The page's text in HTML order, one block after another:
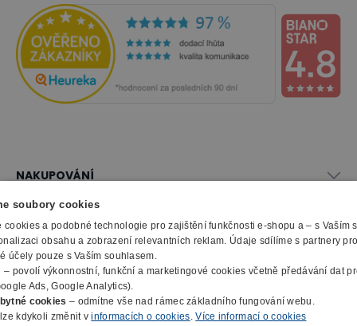
NAKUPOVÁNÍ
Vše o nákupu
Obchodní podmínky
Doprava a montáž
Možnosti platby
Záruka, servis, reklamace
Ochrana osobních údajů
Informace o cookies
SLUŽBY
Naše katalogy
Reklamační formulář
Výroba kancelářského nábytku
Zpracování elektroodpadu
O FIRMĚ
O nás
Kontakty
© 2010 - 2026 B2B Partner s.r.o. - Všechna práva vyhrazena.
soubory cookies
cookies a podobné technologie pro zajištění funkčnosti e-shopu a – s Vaším
obsahu a zobrazení relevantních reklam. Údaje sdílíme s partnery
účely pouze s Vaším souhlasem.
– povolí výkonnostní, funkční a marketingové cookies včetně předávání dat
Ads, Google Analytics).
cookies – odmítne vše nad rámec základního fungování webu.
kdykoli změnit vinformacích o cookies. Více informací o cookies